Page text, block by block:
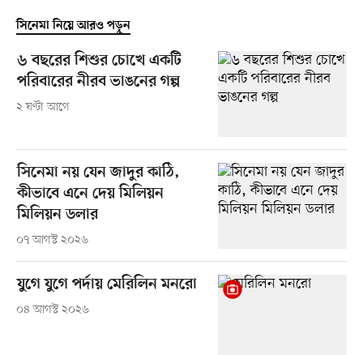
সিনেমা নিয়ে আরও পড়ুন
৬ বছরের শিশুর চোখে একটি
পরিবারের নীরব ভাঙনের গল্প
২ ঘণ্টা আগে
সিনেমা নয় যেন জাদুর কাঠি,
কীভাবে এনে দেয় মিলিয়ন
মিলিয়ন ডলার
০৭ আগস্ট ২০২৬
যুগে যুগে পর্দায় মেরিলিন মনরো
০৪ আগস্ট ২০২৬